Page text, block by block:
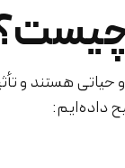
حیاتی هستند و
داده‌ایم: